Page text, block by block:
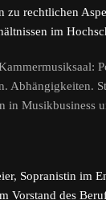
zu rechtlichen
im
Abhängigkeiten.
in Musikbusiness
Sopranistin im
Vorstand des